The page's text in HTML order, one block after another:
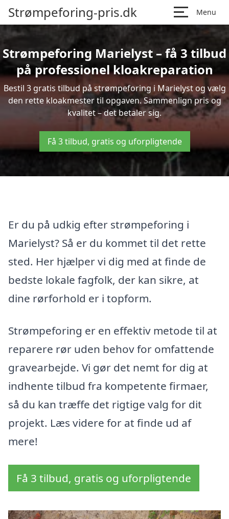
Strømpeforing-pris.dk Menu
Strømpeforing Marielyst – få 3 tilbud
på professionel kloakreparation
Bestil 3 gratis tilbud på strømpeforing i Marielyst og vælg
den rette kloakmester til opgaven. Sammenlign pris og
kvalitet – det betaler sig.
Få 3 tilbud, gratis og uforpligtende
Er du på udkig efter strømpeforing i
Marielyst? Så er du kommet til det rette
sted. Her hjælper vi dig med at finde de
bedste lokale fagfolk, der kan sikre, at
dine rørforhold er i topform.
Strømpeforing er en effektiv metode til at
reparere rør uden behov for omfattende
gravearbejde. Vi gør det nemt for dig at
indhente tilbud fra kompetente firmaer,
så du kan træffe det rigtige valg for dit
projekt. Læs videre for at finde ud af
mere!
Få 3 tilbud, gratis og uforpligtende